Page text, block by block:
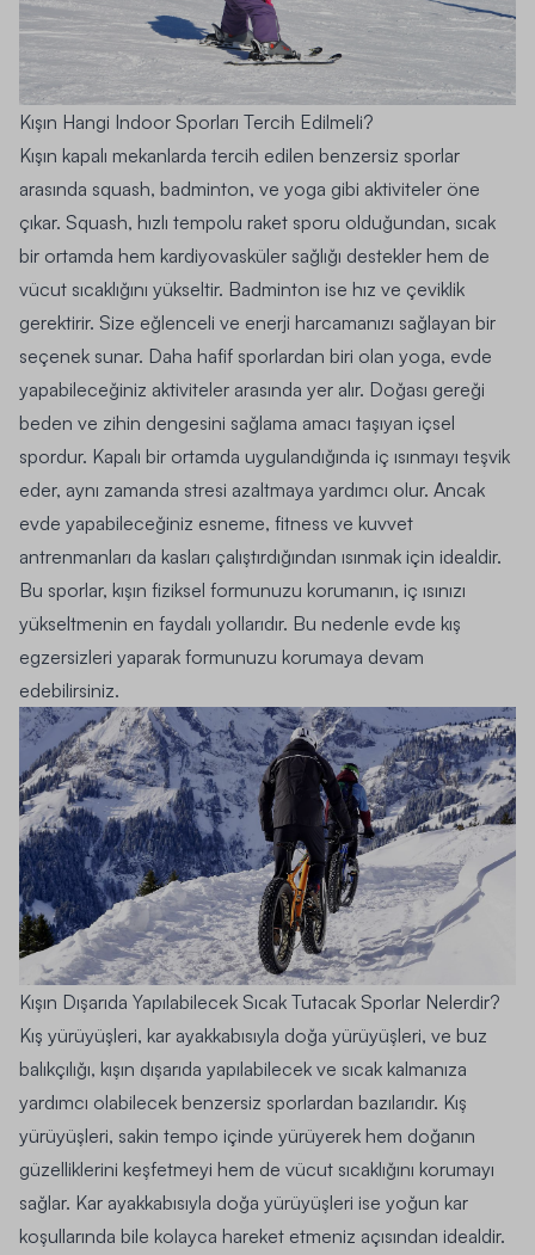
Kışın Hangi Indoor Sporları Tercih Edilmeli?
Kışın kapalı mekanlarda tercih edilen benzersiz sporlar
arasında squash, badminton, ve yoga gibi aktiviteler öne
çıkar. Squash, hızlı tempolu raket sporu olduğundan, sıcak
bir ortamda hem kardiyovasküler sağlığı destekler hem de
vücut sıcaklığını yükseltir. Badminton ise hız ve çeviklik
gerektirir. Size eğlenceli ve enerji harcamanızı sağlayan bir
seçenek sunar. Daha hafif sporlardan biri olan yoga, evde
yapabileceğiniz aktiviteler arasında yer alır. Doğası gereği
beden ve zihin dengesini sağlama amacı taşıyan içsel
spordur. Kapalı bir ortamda uygulandığında iç ısınmayı teşvik
eder, aynı zamanda stresi azaltmaya yardımcı olur. Ancak
evde yapabileceğiniz esneme, fitness ve kuvvet
antrenmanları da kasları çalıştırdığından ısınmak için idealdir.
Bu sporlar, kışın fiziksel formunuzu korumanın, iç ısınızı
yükseltmenin en faydalı yollarıdır. Bu nedenle evde kış
egzersizleri yaparak formunuzu korumaya devam
edebilirsiniz.
Kışın Dışarıda Yapılabilecek Sıcak Tutacak Sporlar Nelerdir?
Kış yürüyüşleri, kar ayakkabısıyla doğa yürüyüşleri, ve buz
balıkçılığı, kışın dışarıda yapılabilecek ve sıcak kalmanıza
yardımcı olabilecek benzersiz sporlardan bazılarıdır. Kış
yürüyüşleri, sakin tempo içinde yürüyerek hem doğanın
güzelliklerini keşfetmeyi hem de vücut sıcaklığını korumayı
sağlar. Kar ayakkabısıyla doğa yürüyüşleri ise yoğun kar
koşullarında bile kolayca hareket etmeniz açısından idealdir.